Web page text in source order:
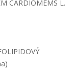
CARDIOMEMS L.